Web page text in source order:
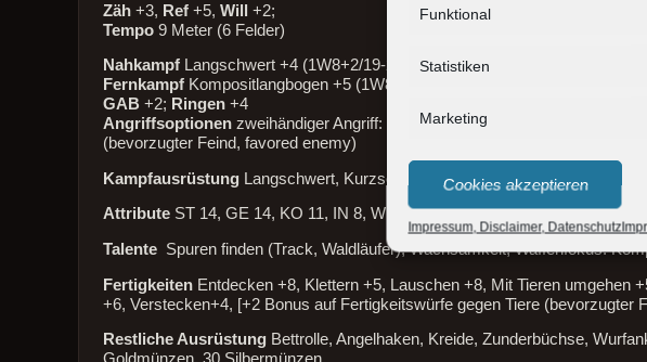
Funktional
Statistiken
Marketing
Cookies akzeptieren
Impressum, Disclaimer, Datenschutz
Zäh+3, Ref+5, Will
+2;
Tempo9 Meter (6 Felder)
NahkampfLangschwert +4 (1W8+2/19-20)
FernkampfKompositlangbogen +5 (1W8/20[x3])
GAB+2; Ringen+4
Angriffsoptionenzweihändiger Angriff: Langschwert +2 (1W8+2/19-20)
(bevorzugter Feind, favored enemy)
KampfausrüstungLangschwert, Kurzschwert, Kompositlangbogen,
AttributeST 14, GE 14, KO 11, IN 8, WE 14, CH 12
TalenteSpuren finden (Track, Waldläufer), Wachsamkeit, Waffenfokus:
Fertigkeiten Entdecken +8, Klettern +5, Lauschen +8, Mit Tieren umgehen
+6, Verstecken+4, [+2 Bonus auf Fertigkeitswürfe gegen Tiere (bevorzugter
Restliche AusrüstungBettrolle, Angelhaken, Kreide, Zunderbüchse,